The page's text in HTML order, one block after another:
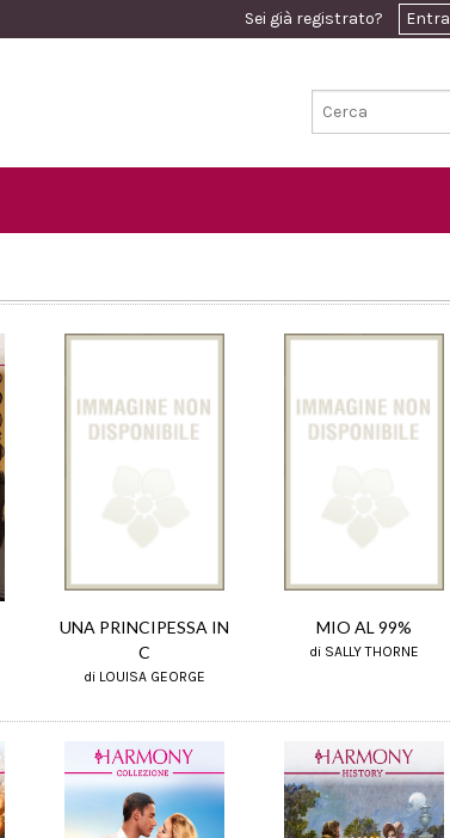
Sei già registrato? Entra
UNA PRINCIPESSA IN
C
di LOUISA GEORGE
MIO AL 99%
di SALLY THORNE